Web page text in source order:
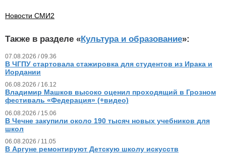
Новости СМИ2
Также в разделе «Культура и образование»:
07.08.2026 / 09.36
В ЧГПУ стартовала стажировка для студентов из Ирака и
Иордании
06.08.2026 / 16.12
Владимир Машков высоко оценил проходящий в Грозном
фестиваль «Федерация» (+видео)
06.08.2026 / 15.06
В Чечне закупили около 190 тысяч новых учебников для
школ
06.08.2026 / 11.05
В Аргуне ремонтируют Детскую школу искусств